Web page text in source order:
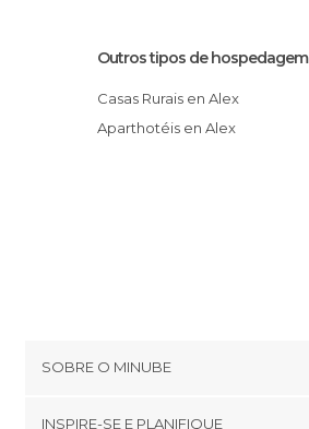
Outros tipos de hospedagem
Casas Rurais en Alex
Aparthotéis en Alex
SOBRE O MINUBE
INSPIRE-SE E PLANIFIQUE